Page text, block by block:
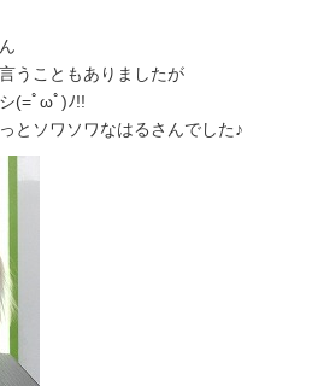
うこともありましたが
(=ﾟωﾟ)ﾉ!!
とソワソワなはるさんでした♪